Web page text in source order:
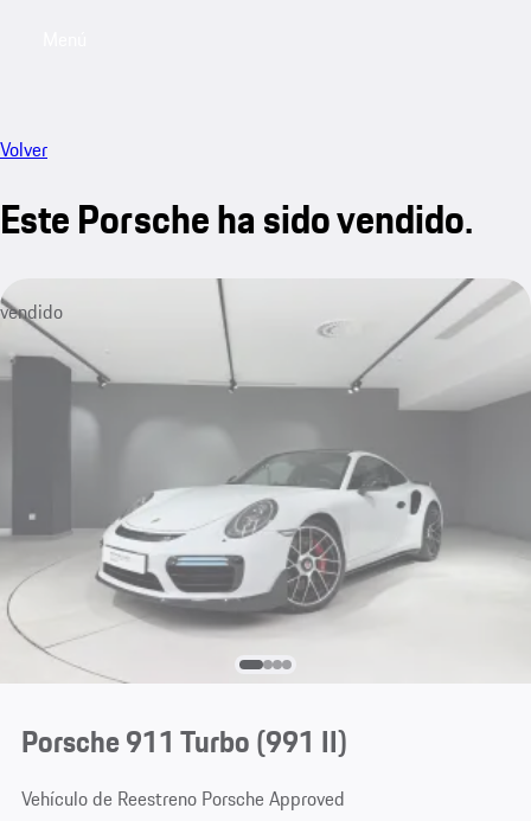
Volver
Este Porsche ha sido vendido.
vendido
Porsche 911 Turbo(991 II)
Vehículo de Reestreno Porsche Approved